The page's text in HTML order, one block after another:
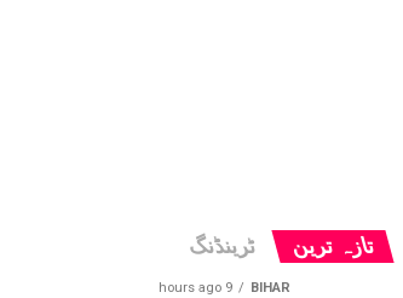
تازہ ترین ٹرینڈنگ
BIHAR
9 hours ago